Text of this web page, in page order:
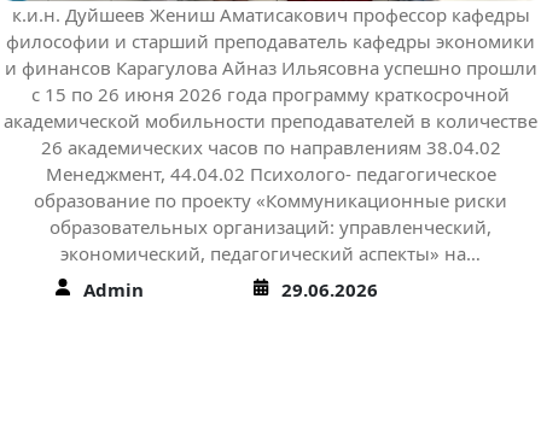
к.и.н. Дуйшеев Жениш Аматисакович профессор кафедры
философии и старший преподаватель кафедры экономики
и финансов Карагулова Айназ Ильясовна успешно прошли
с 15 по 26 июня 2026 года программу краткосрочной
академической мобильности преподавателей в количестве
26 академических часов по направлениям 38.04.02
Менеджмент, 44.04.02 Психолого- педагогическое
образование по проекту «Коммуникационные риски
образовательных организаций: управленческий,
экономический, педагогический аспекты» на…
Admin
29.06.2026